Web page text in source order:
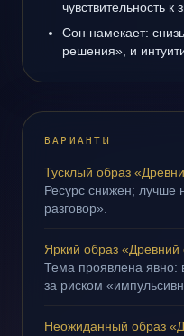
чувствительность к
Сон намекает:
решения», и
ВАРИАНТЫ
Тусклый образ
Ресурс снижен; лучше
разговор».
Яркий образ «Древний
Тема проявлена явно:
за риском
Неожиданный образ